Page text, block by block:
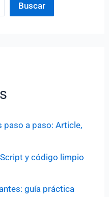
Buscar
paso a paso: Article,
y código limpio
guía práctica